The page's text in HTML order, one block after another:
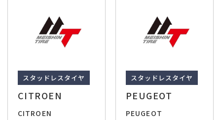
スタッドレスタイヤ
CITROEN
CITROEN
スタッドレスタイヤ
PEUGEOT
PEUGEOT